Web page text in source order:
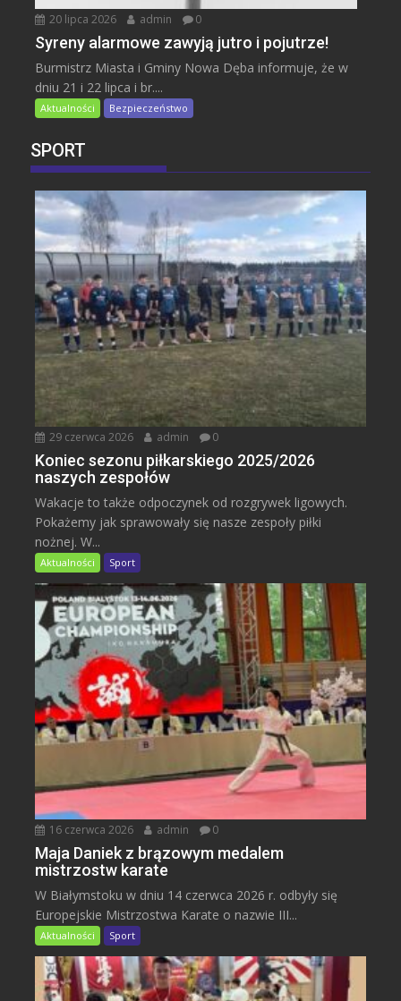
20 lipca 2026 admin 0
Syreny alarmowe zawyją jutro i pojutrze!
Burmistrz Miasta i Gminy Nowa Dęba informuje, że w
dniu 21 i 22 lipca i br....
Aktualności Bezpieczeństwo
SPORT
29 czerwca 2026 admin 0
Koniec sezonu piłkarskiego 2025/2026
naszych zespołów
Wakacje to także odpoczynek od rozgrywek ligowych.
Pokażemy jak sprawowały się nasze zespoły piłki
nożnej. W...
Aktualności Sport
16 czerwca 2026 admin 0
Maja Daniek z brązowym medalem
mistrzostw karate
W Białymstoku w dniu 14 czerwca 2026 r. odbyły się
Europejskie Mistrzostwa Karate o nazwie III...
Aktualności Sport